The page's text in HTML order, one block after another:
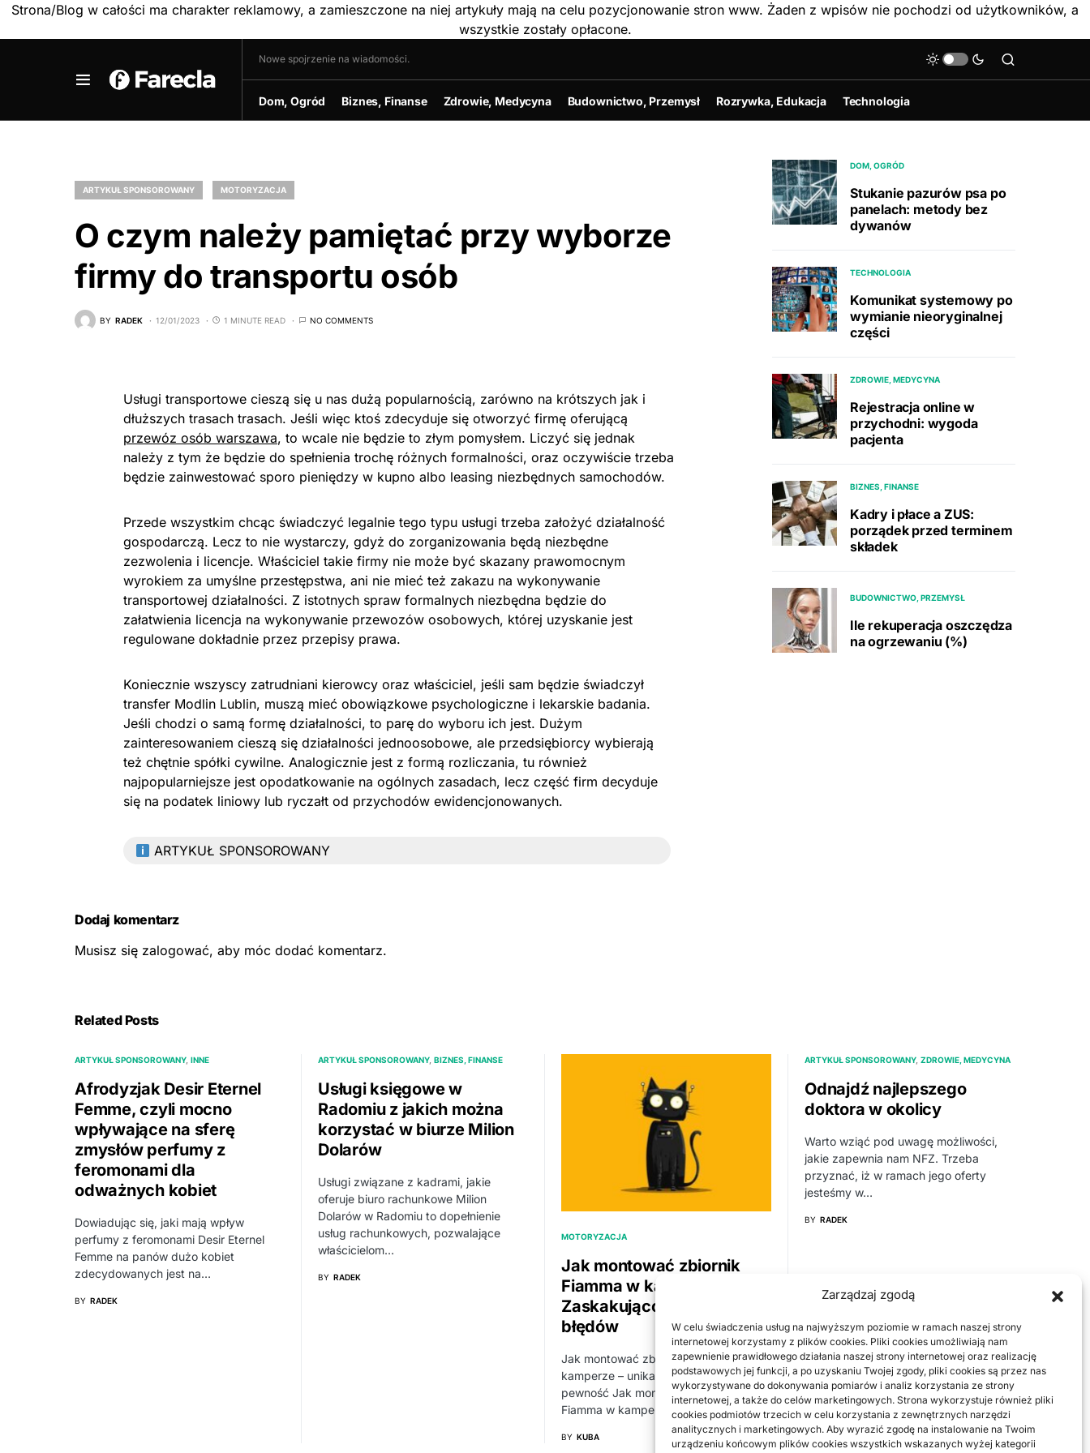
Zarządzaj zgodą
W celu świadczenia usług na najwyższym poziomie w ramach naszej strony
internetowej korzystamy z plików cookies. Pliki cookies umożliwiają nam
zapewnienie prawidłowego działania naszej strony internetowej oraz realizację
podstawowych jej funkcji, a po uzyskaniu Twojej zgody, pliki cookies są przez nas
wykorzystywane do dokonywania pomiarów i analiz korzystania ze strony
internetowej, a także do celów marketingowych. Strona wykorzystuje również pliki
cookies podmiotów trzecich w celu korzystania z zewnętrznych narzędzi
analitycznych i marketingowych. Aby wyrazić zgodę na instalowanie na Twoim
urządzeniu końcowym plików cookies wszystkich wskazanych wyżej kategorii
Strona/Blog w całości ma charakter reklamowy, a zamieszczone na niej artykuły mają na celu pozycjonowanie stron www. Żaden z wpisów nie pochodzi od użytkowników, a
wszystkie zostały opłacone.
Nowe spojrzenie na wiadomości.
Dom, Ogród Biznes, Finanse Zdrowie, Medycyna Budownictwo, Przemysł Rozrywka, Edukacja Technologia
ARTYKUŁ SPONSOROWANY MOTORYZACJA
O czym należy pamiętać przy wyborze
firmy do transportu osób
BY RADEK 12/01/2023 1 MINUTE READ NO COMMENTS
Usługi transportowe cieszą się u nas dużą popularnością, zarówno na krótszych jak i
dłuższych trasach trasach. Jeśli więc ktoś zdecyduje się otworzyć firmę oferującą
przewóz osób warszawa, to wcale nie będzie to złym pomysłem. Liczyć się jednak
należy z tym że będzie do spełnienia trochę różnych formalności, oraz oczywiście trzeba
będzie zainwestować sporo pieniędzy w kupno albo leasing niezbędnych samochodów.
Przede wszystkim chcąc świadczyć legalnie tego typu usługi trzeba założyć działalność
gospodarczą. Lecz to nie wystarczy, gdyż do zorganizowania będą niezbędne
zezwolenia i licencje. Właściciel takie firmy nie może być skazany prawomocnym
wyrokiem za umyślne przestępstwa, ani nie mieć też zakazu na wykonywanie
transportowej działalności. Z istotnych spraw formalnych niezbędna będzie do
załatwienia licencja na wykonywanie przewozów osobowych, której uzyskanie jest
regulowane dokładnie przez przepisy prawa.
Koniecznie wszyscy zatrudniani kierowcy oraz właściciel, jeśli sam będzie świadczył
transfer Modlin Lublin, muszą mieć obowiązkowe psychologiczne i lekarskie badania.
Jeśli chodzi o samą formę działalności, to parę do wyboru ich jest. Dużym
zainteresowaniem cieszą się działalności jednoosobowe, ale przedsiębiorcy wybierają
też chętnie spółki cywilne. Analogicznie jest z formą rozliczania, tu również
najpopularniejsze jest opodatkowanie na ogólnych zasadach, lecz część firm decyduje
się na podatek liniowy lub ryczałt od przychodów ewidencjonowanych.
ARTYKUŁ SPONSOROWANY
Dodaj komentarz
Musisz się zalogować, aby móc dodać komentarz.
DOM, OGRÓD
Stukanie pazurów psa po
panelach: metody bez
dywanów
TECHNOLOGIA
Komunikat systemowy po
wymianie nieoryginalnej
części
ZDROWIE, MEDYCYNA
Rejestracja online w
przychodni: wygoda
pacjenta
BIZNES, FINANSE
Kadry i płace a ZUS:
porządek przed terminem
składek
BUDOWNICTWO, PRZEMYSŁ
Ile rekuperacja oszczędza
na ogrzewaniu (%)
Related Posts
ARTYKUŁ SPONSOROWANY INNE
Afrodyzjak Desir Eternel
Femme, czyli mocno
wpływające na sferę
zmysłów perfumy z
feromonami dla
odważnych kobiet
Dowiadując się, jaki mają wpływ
perfumy z feromonami Desir Eternel
Femme na panów dużo kobiet
zdecydowanych jest na…
BY RADEK
ARTYKUŁ SPONSOROWANY BIZNES, FINANSE
Usługi księgowe w
Radomiu z jakich można
korzystać w biurze Milion
Dolarów
Usługi związane z kadrami, jakie
oferuje biuro rachunkowe Milion
Dolarów w Radomiu to dopełnienie
usług rachunkowych, pozwalające
właścicielom…
BY RADEK
MOTORYZACJA
Jak montować zbiornik
Fiamma w kamperze?
Zaskakująco proste i bez
błędów
Jak montować zbiornik Fiamma w
kamperze – unikasz błędów, zyskujesz
pewność Jak montować zbiornik
Fiamma w kamperze? Ten…
BY KUBA
ARTYKUŁ SPONSOROWANY ZDROWIE, MEDYCYNA
Odnajdź najlepszego
doktora w okolicy
Warto wziąć pod uwagę możliwości,
jakie zapewnia nam NFZ. Trzeba
przyznać, iż w ramach jego oferty
jesteśmy w…
BY RADEK